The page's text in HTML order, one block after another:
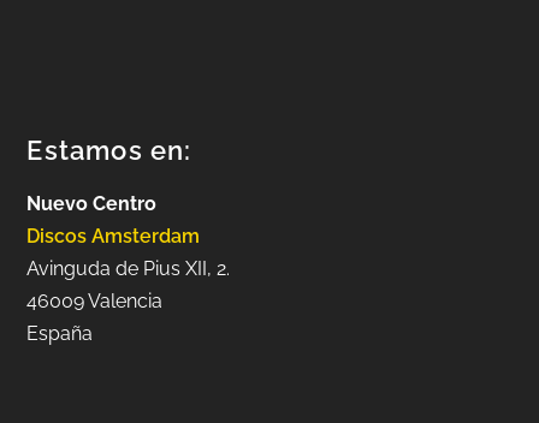
Estamos en:
Nuevo Centro
Discos Amsterdam
Avinguda de Pius XII, 2.
46009 Valencia
España